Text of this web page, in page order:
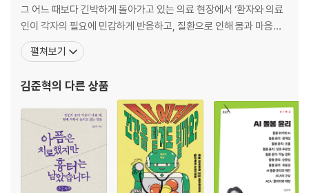
그 어느 때보다 긴박하게 돌아가고 있는 의료 현장에서 ‘환자와 의료
인이 각자의 필요에 민감하게 반응하고, 질환으로 인해 몸과 마음이,
삶과 생활이 깨진 이들을 다시 하나로 불러 모으는 일’은 의료윤리만
이 할 수 있다고 믿는다. 약자를 위한 의료, 서로를 보듬어 안는 의료
교수이자 한국의철학회 편집이사다. 연세대학
펼쳐보기
김준혁의 다른 상품